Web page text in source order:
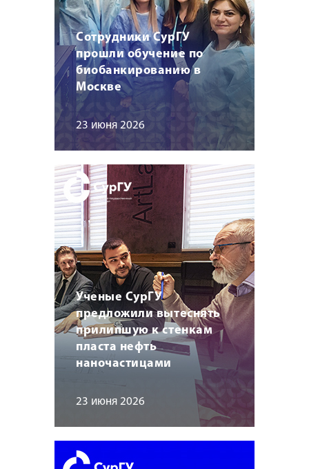
Сотрудники СурГУ
прошли обучение по
биобанкированию в
Москве
23 июня 2026
Ученые СурГУ
предложили вытеснять
прилипшую к стенкам
пласта нефть
наночастицами
23 июня 2026